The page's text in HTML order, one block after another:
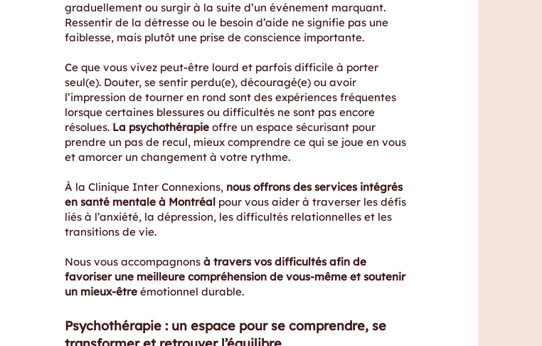
graduellement ou surgir à la suite d’un événement marquant.
Ressentir de la détresse ou le besoin d’aide ne signifie pas une
faiblesse, mais plutôt une prise de conscience importante.
Ce que vous vivez peut-être lourd et parfois difficile à porter
seul(e). Douter, se sentir perdu(e), découragé(e) ou avoir
l’impression de tourner en rond sont des expériences fréquentes
lorsque certaines blessures ou difficultés ne sont pas encore
résolues. La psychothérapie offre un espace sécurisant pour
prendre un pas de recul, mieux comprendre ce qui se joue en vous
et amorcer un changement à votre rythme.
À la Clinique Inter Connexions, nous offrons des services intégrés
en santé mentale à Montréal pour vous aider à traverser les défis
liés à l’anxiété, la dépression, les difficultés relationnelles et les
transitions de vie.
Nous vous accompagnons à travers vos difficultés afin de
favoriser une meilleure compréhension de vous-même et soutenir
un mieux-être émotionnel durable.
Psychothérapie : un espace pour se comprendre, se